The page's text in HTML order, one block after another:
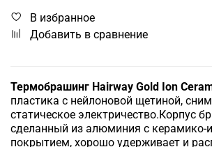
В избранное
Добавить в сравнение
Термобрашинг Hairway Gold Ion
пластика с нейлоновой щетиной,
статическое электричество.Корпус
сделанный из алюминия с керамико-
покрытием, хорошо удерживает и